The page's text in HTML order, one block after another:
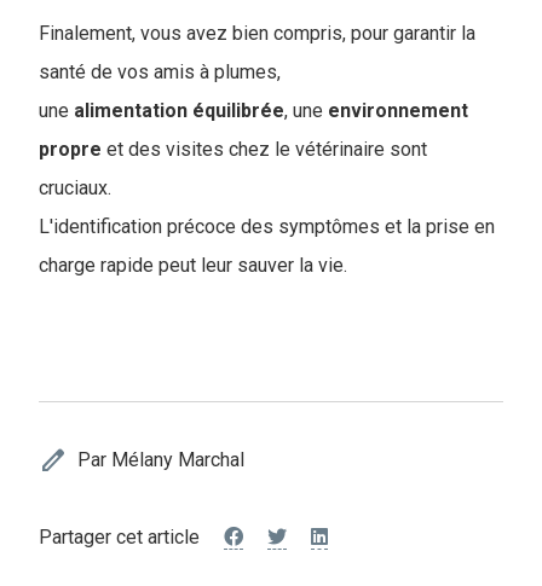
Finalement, vous avez bien compris, pour garantir la
santé de vos amis à plumes,
une alimentation équilibrée, une environnement
propre et des visites chez le vétérinaire sont
cruciaux.
L'identification précoce des symptômes et la prise en
charge rapide peut leur sauver la vie.
edit Par Mélany Marchal
Partager cet article